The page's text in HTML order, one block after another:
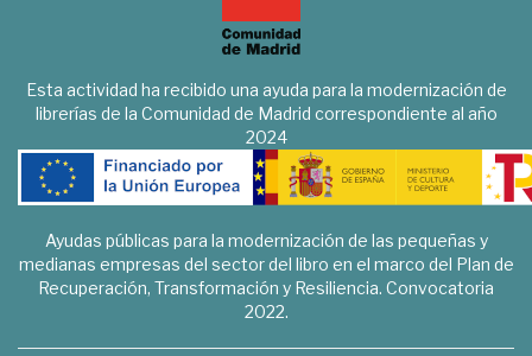
Esta actividad ha recibido una ayuda para la modernización de
librerías de la Comunidad de Madrid correspondiente al año
2024
Ayudas públicas para la modernización de las pequeñas y
medianas empresas del sector del libro en el marco del Plan de
Recuperación, Transformación y Resiliencia. Convocatoria
2022.